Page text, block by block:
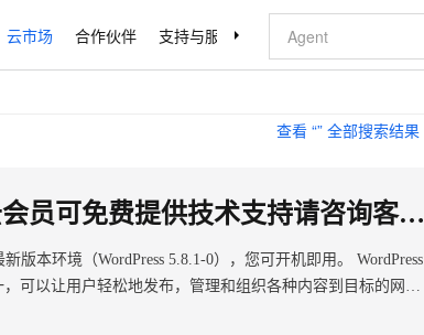
云市场 合作伙伴 支持与服务 了解阿里云
查看 “” 全部搜索结果
WordPress 5.9.1-0 Win2012 中文版【阿里云会员可免费提供技术支持请咨询客服】【开机即用】
版本环境（WordPress 5.8.1-0），您可开机即用。 WordPress
可以让用户轻松地发布，管理和组织各种内容到目标的网站